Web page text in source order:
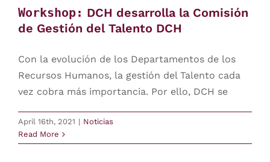
Workshop: DCH desarrolla la Comisión
de Gestión del Talento DCH
Con la evolución de los Departamentos de los
Recursos Humanos, la gestión del Talento cada
vez cobra más importancia. Por ello, DCH se
April 16th, 2021 | Noticias
Read More